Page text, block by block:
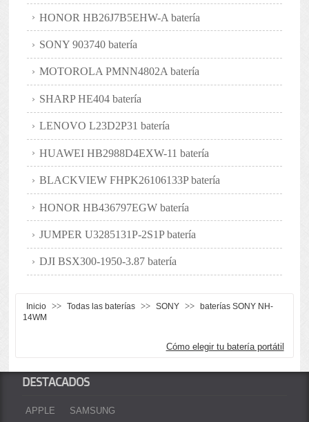
HONOR HB26J7B5EHW-A batería
SONY 903740 batería
MOTOROLA PMNN4802A batería
SHARP HE404 batería
LENOVO L23D2P31 batería
HUAWEI HB2988D4EXW-11 batería
BLACKVIEW FHPK26106133P batería
HONOR HB436797EGW batería
JUMPER U3285131P-2S1P batería
DJI BSX300-1950-3.87 batería
Inicio >> Todas las baterías >> SONY >>
baterías SONY NH-
14WM
Cómo elegir tu batería portátil
DESTACADOS
APPLE
SAMSUNG